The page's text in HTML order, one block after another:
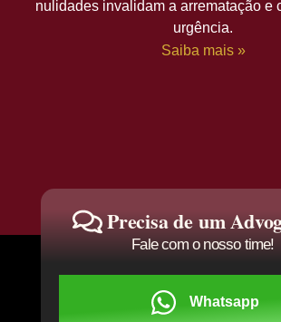
nulidades invalidam a arrematação e
urgência.
Saiba mais »
Precisa de um
Fale com o nosso time!
Whatsapp